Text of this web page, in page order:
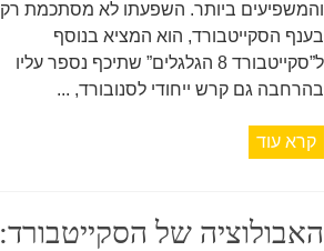
והמשפיעים ביותר. השפעתו לא מסתכמת רק
בענף הסקייטבורד, הוא המציא בנוסף
ל”סקייטבורד 8 הגלגלים” שתיכף נספר עליו
בהרחבה גם קרש ייחודי לסנובורד, ...
קרא עוד
האבולוציה של הסקייטבורד: